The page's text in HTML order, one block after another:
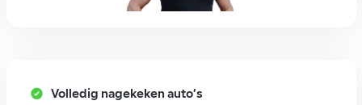
Volledig nagekeken auto’s